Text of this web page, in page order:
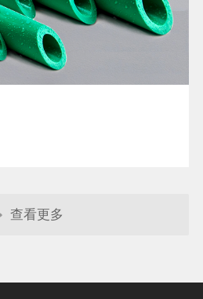
查看更多